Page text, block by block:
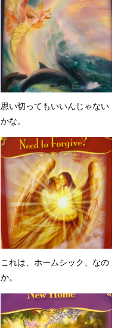
思い切ってもいいんじゃない
かな。
これは、ホームシック、なの
か。